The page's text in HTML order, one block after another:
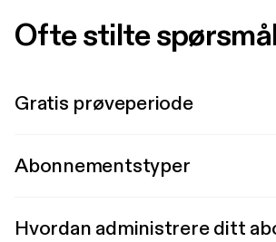
Ofte stilte
Gratis prøveperiode
Abonnementstyper
Hvordan administrere ditt